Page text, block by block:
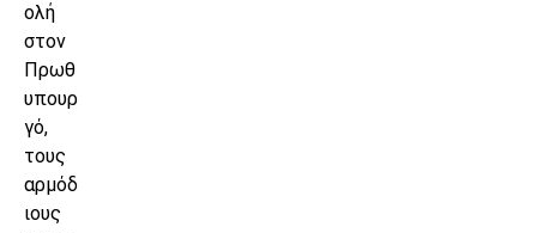
ολή
στον
Πρωθ
υπουρ
γό,
τους
αρμόδ
ιους